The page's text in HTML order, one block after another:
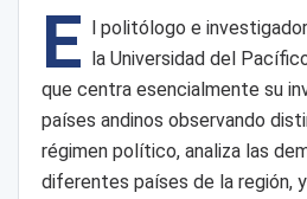
E l politólogo e
la Universidad del
que centra esencialmente su
países andinos observando
régimen político, analiza las
diferentes países de la región,